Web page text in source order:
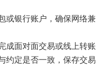
或银行账户，确保网络兼
成面对面交易或线上转账
约定是否一致，保存交易